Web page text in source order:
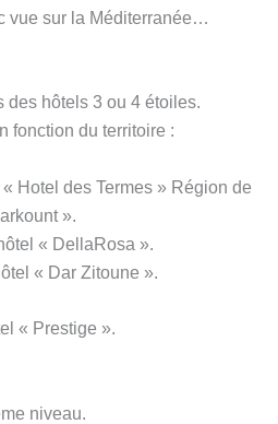
vue sur la Méditerranée…
des hôtels 3 ou 4 étoiles.
fonction du territoire :
Hotel des Termes » Région de
».
« DellaRosa ».
« Dar Zitoune ».
« Prestige ».
niveau.